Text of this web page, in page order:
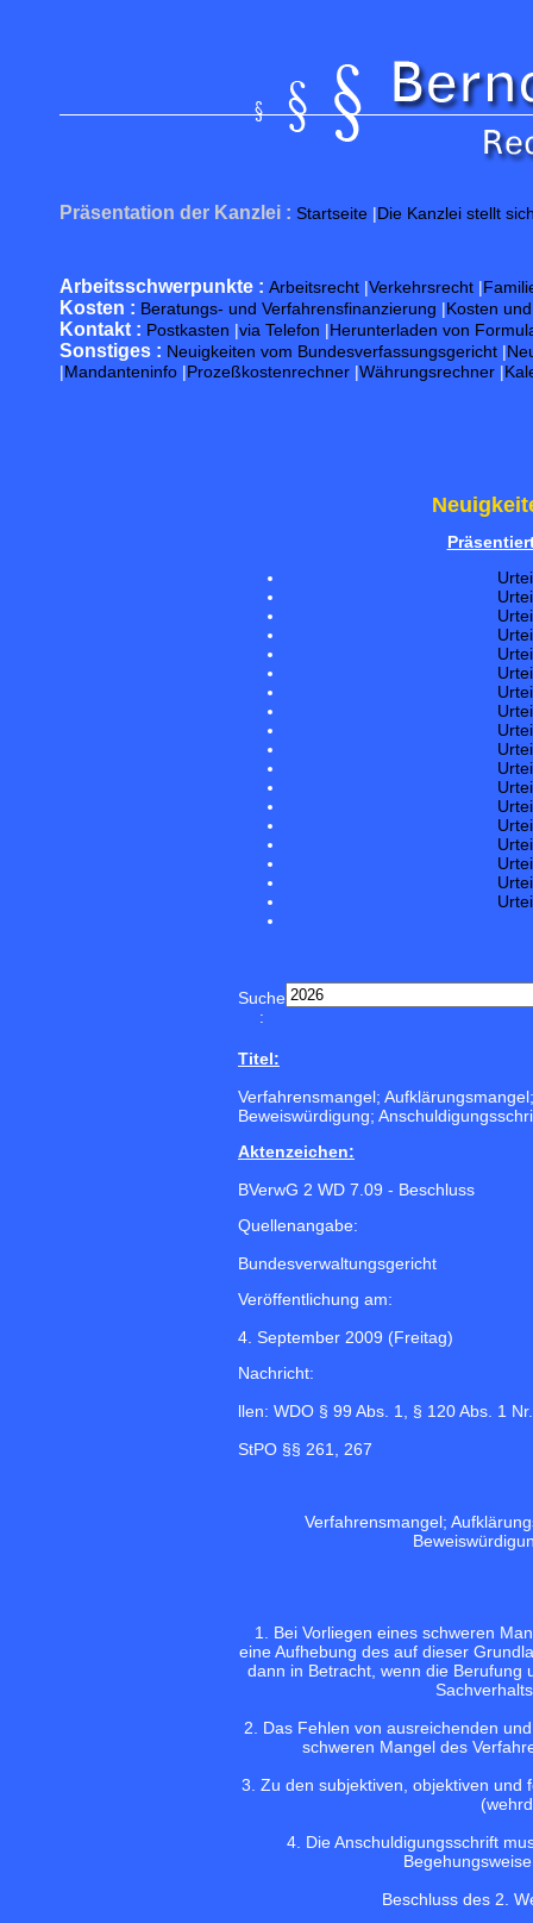
Präsentation der Kanzlei : Startseite |Die Kanzlei stellt
Arbeitsschwerpunkte : Arbeitsrecht |Verkehrsrecht |
Kosten : Beratungs- und Verfahrensfinanzierung |Kosten
Kontakt : Postkasten |via Telefon |Herunterladen von
Sonstiges : Neuigkeiten vom Bundesverfassungsgericht |
|Mandanteninfo |Prozeßkostenrechner |Währungsrechner |
Suche
:
Titel:
Verfahrensmangel;
Beweiswürdigung;
Aktenzeichen:
BVerwG 2 WD 7.09 - Beschluss
Quellenangabe:
Bundesverwaltungsgericht
Veröffentlichung am:
4. September 2009 (Freitag)
Nachricht:
llen: WDO § 99 Abs. 1, § 120 Abs. 1
StPO §§ 261, 267
Verfahrensmangel;
1. Bei Vorliegen eines schweren
eine Aufhebung des auf dieser
dann in Betracht, wenn die Berufung
2. Das Fehlen von ausreichenden
schweren Mangel des
3. Zu den subjektiven, objektiven und
4. Die Anschuldigungsschrift
Beschluss des 2.